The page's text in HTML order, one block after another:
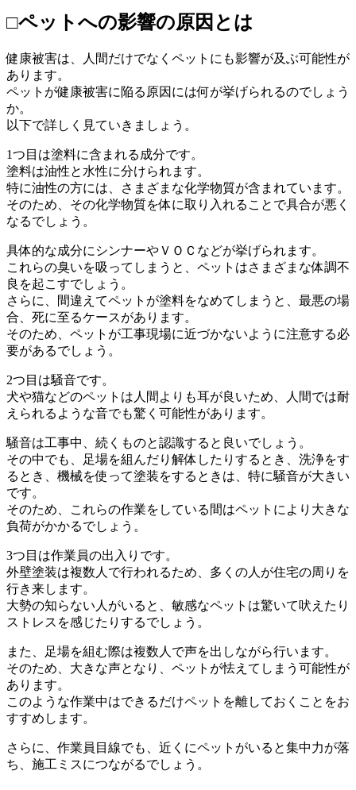
□ペットへの影響の原因とは
健康被害は、人間だけでなくペットにも影響が及ぶ可能性が
あります。
ペットが健康被害に陥る原因には何が挙げられるのでしょう
か。
以下で詳しく見ていきましょう。
1つ目は塗料に含まれる成分です。
塗料は油性と水性に分けられます。
特に油性の方には、さまざまな化学物質が含まれています。
そのため、その化学物質を体に取り入れることで具合が悪く
なるでしょう。
具体的な成分にシンナーやＶＯＣなどが挙げられます。
これらの臭いを吸ってしまうと、ペットはさまざまな体調不
良を起こすでしょう。
さらに、間違えてペットが塗料をなめてしまうと、最悪の場
合、死に至るケースがあります。
そのため、ペットが工事現場に近づかないように注意する必
要があるでしょう。
2つ目は騒音です。
犬や猫などのペットは人間よりも耳が良いため、人間では耐
えられるような音でも驚く可能性があります。
騒音は工事中、続くものと認識すると良いでしょう。
その中でも、足場を組んだり解体したりするとき、洗浄をす
るとき、機械を使って塗装をするときは、特に騒音が大きい
です。
そのため、これらの作業をしている間はペットにより大きな
負荷がかかるでしょう。
3つ目は作業員の出入りです。
外壁塗装は複数人で行われるため、多くの人が住宅の周りを
行き来します。
大勢の知らない人がいると、敏感なペットは驚いて吠えたり
ストレスを感じたりするでしょう。
また、足場を組む際は複数人で声を出しながら行います。
そのため、大きな声となり、ペットが怯えてしまう可能性が
あります。
このような作業中はできるだけペットを離しておくことをお
すすめします。
さらに、作業員目線でも、近くにペットがいると集中力が落
ち、施工ミスにつながるでしょう。